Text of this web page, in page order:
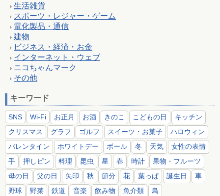
生活雑貨
スポーツ・レジャー・ゲーム
電化製品・通信
建物
ビジネス・経済・お金
インターネット・ウェブ
ニコちゃんマーク
その他
キーワード
SNS Wi-Fi お正月 お酒 きのこ こどもの日
キッチン
クリスマス
グラフ ゴルフ スイーツ・お菓子
ハロウィン
バレンタイン
ホワイトデー ボール 冬 天気
女性の表情
手
押しピン 料理 昆虫 星 春 時計
果物・フルーツ
母の日
父の日 矢印 秋 節分 花 葉っぱ 誕生日
車
野球
野菜 鉄道 音楽 飲み物 魚介類 鳥